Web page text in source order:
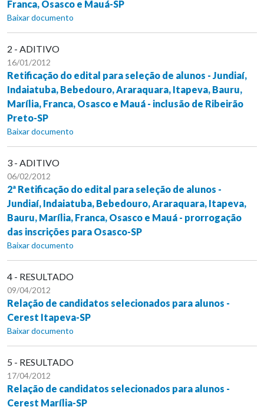
Franca, Osasco e Mauá-SP
Baixar documento
2 - ADITIVO
16/01/2012
Retificação do edital para seleção de alunos - Jundiaí,
Indaiatuba, Bebedouro, Araraquara, Itapeva, Bauru,
Marília, Franca, Osasco e Mauá - inclusão de Ribeirão
Preto-SP
Baixar documento
3 - ADITIVO
06/02/2012
2ª Retificação do edital para seleção de alunos -
Jundiaí, Indaiatuba, Bebedouro, Araraquara, Itapeva,
Bauru, Marília, Franca, Osasco e Mauá - prorrogação
das inscrições para Osasco-SP
Baixar documento
4 - RESULTADO
09/04/2012
Relação de candidatos selecionados para alunos -
Cerest Itapeva-SP
Baixar documento
5 - RESULTADO
17/04/2012
Relação de candidatos selecionados para alunos -
Cerest Marília-SP